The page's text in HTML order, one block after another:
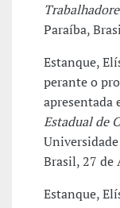
Paraíba,
Estanque,
perante o
apresentada
Estadual de
Brasil, 27 de
Estanque,